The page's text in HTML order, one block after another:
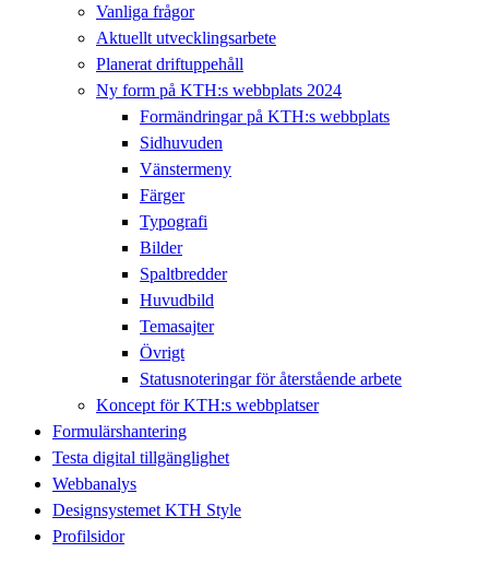
Vanliga frågor
Aktuellt utvecklingsarbete
Planerat driftuppehåll
Ny form på KTH:s webbplats 2024
Formändringar på KTH:s webbplats
Sidhuvuden
Vänstermeny
Färger
Typografi
Bilder
Spaltbredder
Huvudbild
Temasajter
Övrigt
Statusnoteringar för återstående arbete
Koncept för KTH:s webbplatser
Formulärshantering
Testa digital tillgänglighet
Webbanalys
Designsystemet KTH Style
Profilsidor